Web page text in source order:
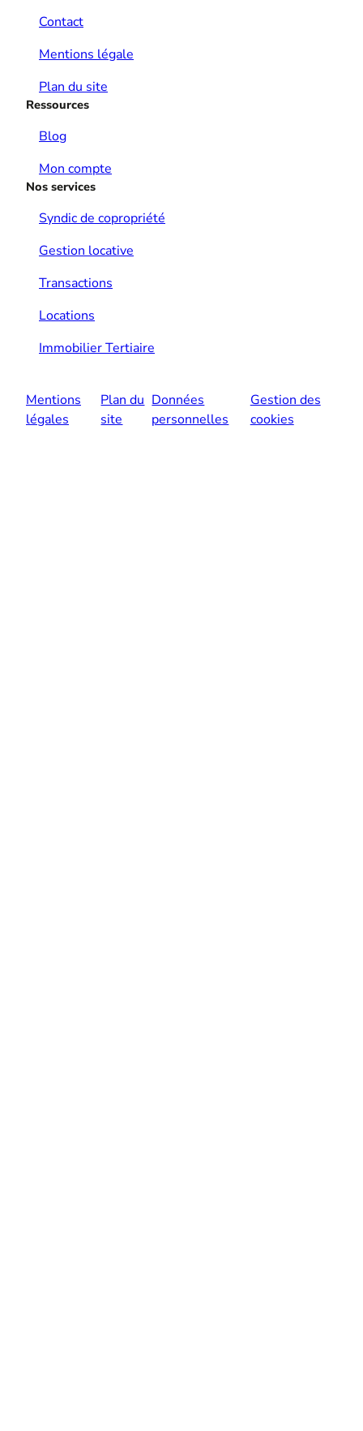
Contact
Mentions légale
Plan du site
Ressources
Blog
Mon compte
Nos services
Syndic de copropriété
Gestion locative
Transactions
Locations
Immobilier Tertiaire
Mentions
légales
Plan du
site
Données
personnelles
Gestion des
cookies